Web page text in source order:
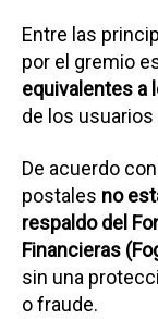
Entre las
por el gremio
equivalentes a
de los
De acuerdo
postales no
respaldo del
Financieras
sin una
o fraude.